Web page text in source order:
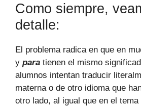
Como siempre,
detalle:
El problema radica en que en
y para tienen el mismo
alumnos intentan traducir
materna o de otro idioma que
otro lado, al igual que en el